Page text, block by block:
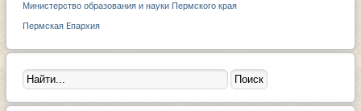
Министерство образования и науки Пермского края
Пермская Eпархия